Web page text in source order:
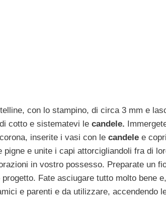
con lo stampino, di circa 3 mm e
cotto e sistematevi le candele.
inserite i vasi con le candele e
e unite i capi attorcigliandoli fra di
in vostro possesso. Preparate un
Fate asciugare tutto molto bene e,
e parenti e da utilizzare, accendendo